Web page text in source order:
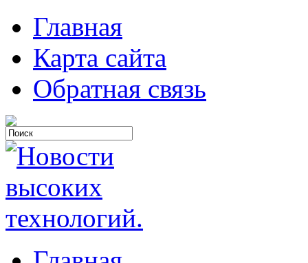
Главная
Карта сайта
Обратная связь